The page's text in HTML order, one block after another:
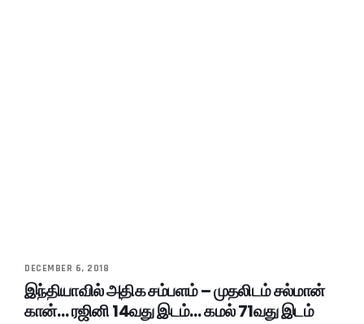
DECEMBER 6, 2018
இந்தியாவில் அதிக சம்பளம் – முதலிடம் சல்மான்
கான்… ரஜினி 14வது இடம்… கமல் 71வது இடம்